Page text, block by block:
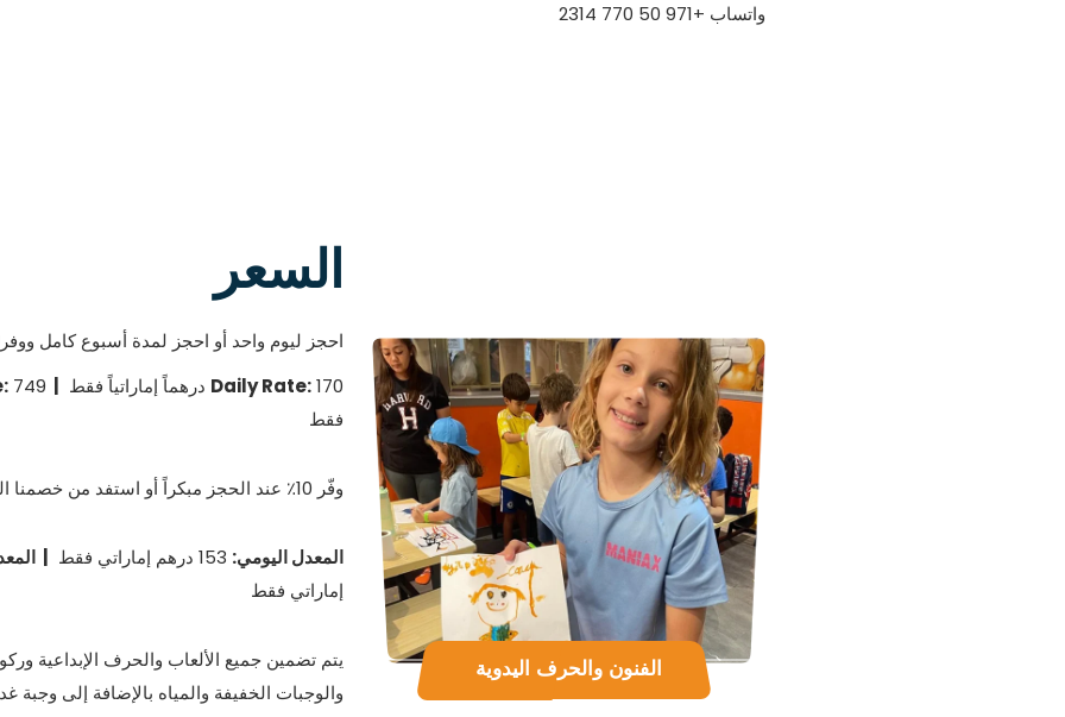
واتساب +971 50 770 2314
الفنون والحرف اليدوية
السعر
احجز ليوم واحد أو احجز لمدة أسبوع كامل
Daily Rate:170 درهماً إماراتياً فقط
فقط
وفّر 10٪ عند الحجز مبكراً أو استفد من خصمنا المخصص للأشقاء وادفع...
المعدل اليومي: |
إماراتي فقط
يتم تضمين جميع الألعاب والحرف الإبداعية
والوجبات الخفيفة والمياه بالإضافة إلى وجبة